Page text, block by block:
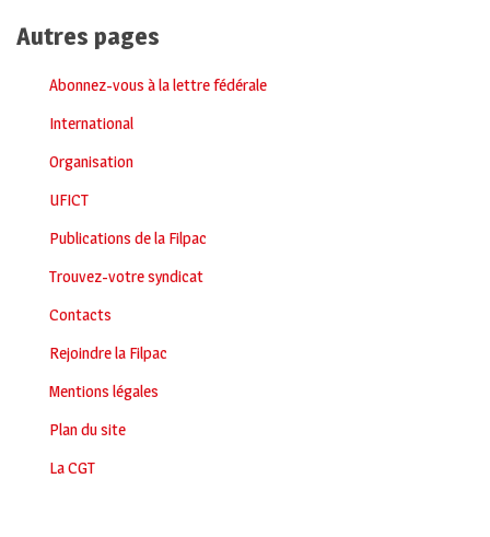
Autres pages
Abonnez-vous à la lettre fédérale
International
Organisation
UFICT
Publications de la Filpac
Trouvez-votre syndicat
Contacts
Rejoindre la Filpac
Mentions légales
Plan du site
La CGT